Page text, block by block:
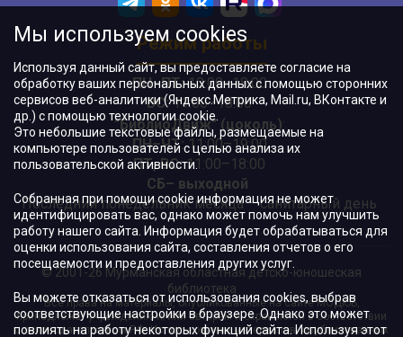
Режим работы
ПН–ПТ:10:00–18:00
ВС:11:00–18:00
"БиблиоДвиж" (цоколь):
ПН–ЧТ:11:00–19:00
ПТ, ВС:11:00–18:00
СБ– выходной
Последний понедельник месяца – санитарный день
© 2001-26 Мурманская областная детско-юношеская
библиотека
Все права на материалы, опубликованные на сайте МОДЮБ,
принадлежат учреждению и/или авторам и охраняются в соответствии
с законодательством РФ. Использование материалов, опубликованных
Мы используем cookies
Используя данный сайт, вы предоставляете согласие на
обработку ваших персональных данных с помощью сторонних
сервисов веб-аналитики (Яндекс.Метрика, Mail.ru, ВКонтакте и
др.) с помощью технологии cookie.
Это небольшие текстовые файлы, размещаемые на
компьютере пользователей с целью анализа их
пользовательской активности.
Собранная при помощи cookie информация не может
идентифицировать вас, однако может помочь нам улучшить
работу нашего сайта. Информация будет обрабатываться для
оценки использования сайта, составления отчетов о его
посещаемости и предоставления других услуг.
Вы можете отказаться от использования cookies, выбрав
соответствующие настройки в браузере. Однако это может
повлиять на работу некоторых функций сайта. Используя этот